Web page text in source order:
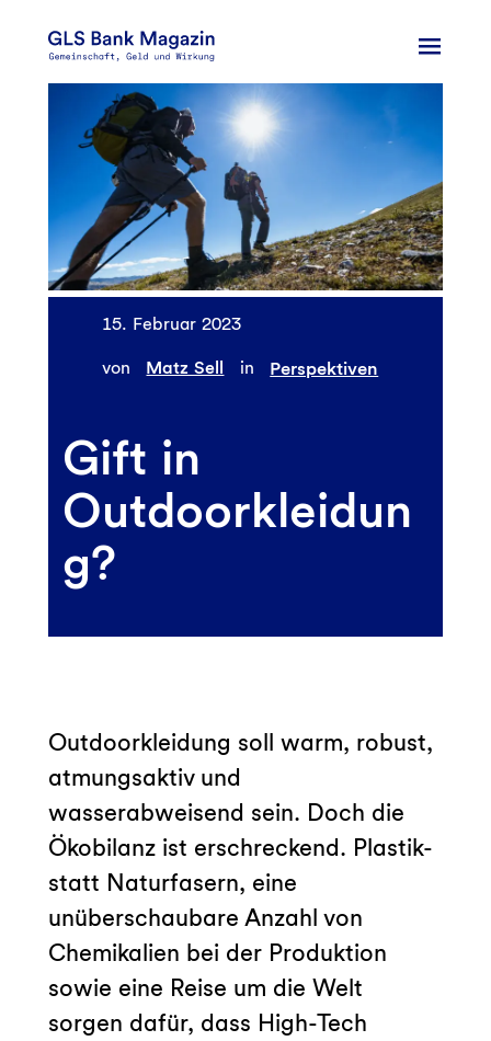
Inhalt
15. Februar 2023
von Matz Sell in Perspektiven
Gift in
Outdoorkleidun
g?
Outdoorkleidung soll warm, robust,
atmungsaktiv und
wasserabweisend sein. Doch die
Ökobilanz ist erschreckend. Plastik-
statt Naturfasern, eine
unüberschaubare Anzahl von
Chemikalien bei der Produktion
sowie eine Reise um die Welt
sorgen dafür, dass High-Tech